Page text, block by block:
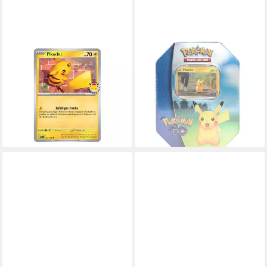
INTERNATIONAL
Sammelkarte Pokemon Day
2026 Pikachu Promo-Karte
deutsch, inkl. Sleeve & Top-
lieferbar - in 4-5 Werktagen bei dir
POKÉMON
Sammelkarte GO Tin-Box
Pikachu Pokemon Sammel-
Karten Edition deutsch
121,59 €
lieferbar - in 3-4 Werktagen bei dir